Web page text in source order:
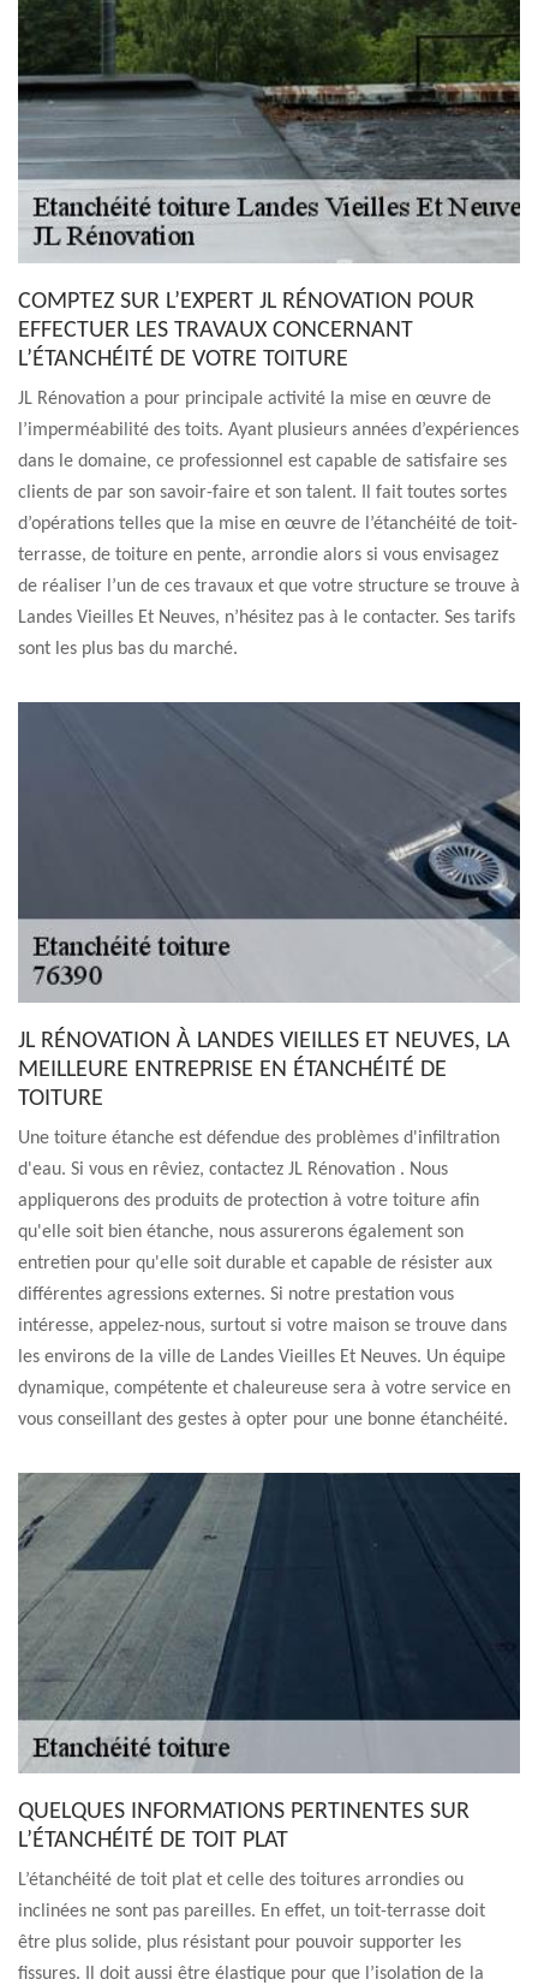
COMPTEZ SUR L’EXPERT JL RÉNOVATION POUR
EFFECTUER LES TRAVAUX CONCERNANT
L’ÉTANCHÉITÉ DE VOTRE TOITURE
JL Rénovation a pour principale activité la mise en œuvre de
l’imperméabilité des toits. Ayant plusieurs années d’expériences
dans le domaine, ce professionnel est capable de satisfaire ses
clients de par son savoir-faire et son talent. Il fait toutes sortes
d’opérations telles que la mise en œuvre de l’étanchéité de toit-
terrasse, de toiture en pente, arrondie alors si vous envisagez
de réaliser l’un de ces travaux et que votre structure se trouve à
Landes Vieilles Et Neuves, n’hésitez pas à le contacter. Ses tarifs
sont les plus bas du marché.
JL RÉNOVATION À LANDES VIEILLES ET NEUVES, LA
MEILLEURE ENTREPRISE EN ÉTANCHÉITÉ DE
TOITURE
Une toiture étanche est défendue des problèmes d'infiltration
d'eau. Si vous en rêviez, contactez JL Rénovation . Nous
appliquerons des produits de protection à votre toiture afin
qu'elle soit bien étanche, nous assurerons également son
entretien pour qu'elle soit durable et capable de résister aux
différentes agressions externes. Si notre prestation vous
intéresse, appelez-nous, surtout si votre maison se trouve dans
les environs de la ville de Landes Vieilles Et Neuves. Un équipe
dynamique, compétente et chaleureuse sera à votre service en
vous conseillant des gestes à opter pour une bonne étanchéité.
QUELQUES INFORMATIONS PERTINENTES SUR
L’ÉTANCHÉITÉ DE TOIT PLAT
L’étanchéité de toit plat et celle des toitures arrondies ou
inclinées ne sont pas pareilles. En effet, un toit-terrasse doit
être plus solide, plus résistant pour pouvoir supporter les
fissures. Il doit aussi être élastique pour que l’isolation de la